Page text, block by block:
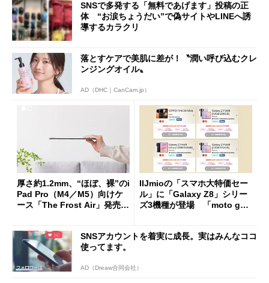
SNSで多発する「無料であげます」投稿の正
体 “お涙ちょうだい”で偽サイトやLINEへ誘
導するカラクリ
落とすケアで美肌に差が！〝潤い呼び込むクレ
ンジングオイル〟
AD（DHC｜CanCam.jp）
厚さ約1.2mm、“ほぼ、裸”のi
Pad Pro（M4／M5）向けケ
ース「The Frost Air」発売
IIJmioの「スマホ大特価セー
ル」に「Galaxy Z8」シリー
ズ3機種が登場 「moto g37
SNSアカウントを着実に成長。実はみんなココ
使ってます。
AD（Dreaw合同会社）